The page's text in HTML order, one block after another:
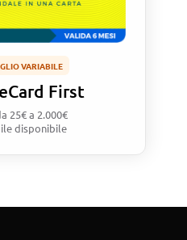
VARIABILE
First
25€ a 2.000€
disponibile